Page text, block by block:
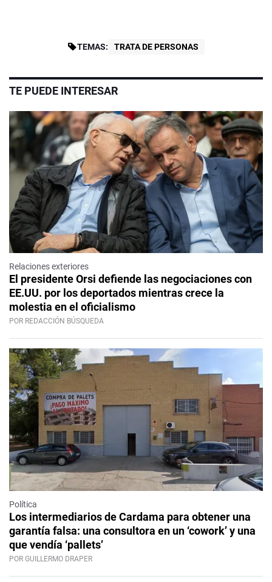
TEMAS: TRATA DE PERSONAS
TE PUEDE INTERESAR
Relaciones exteriores
El presidente Orsi defiende las negociaciones con
EE.UU. por los deportados mientras crece la
molestia en el oficialismo
POR REDACCIÓN BÚSQUEDA
Política
Los intermediarios de Cardama para obtener una
garantía falsa: una consultora en un ‘cowork’ y una
que vendía ‘pallets’
POR GUILLERMO DRAPER